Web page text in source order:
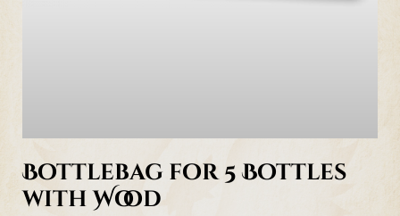
Bottlebag for 5 Bottles
with Wood